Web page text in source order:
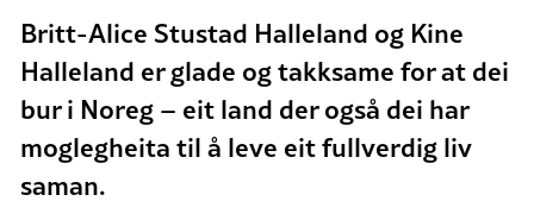
Britt-Alice Stustad Halleland og Kine
Halleland er glade og takksame for at dei
bur i Noreg – eit land der også dei har
moglegheita til å leve eit fullverdig liv
saman.